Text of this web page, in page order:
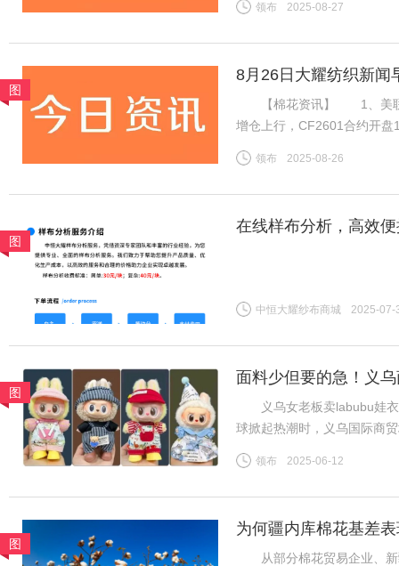
内地库新疆机采棉4129B含杂
领布 2025-08-27
图
8月26日大耀纺织新闻
【棉花资讯】 1、美联储
增仓上行，CF2601合约开
增订单数量有限，但旺季需
领布 2025-08-26
图
在线样布分析，高效
中恒大耀纱布商城 2025-07-
图
面料少但要的急！义
义乌女老板卖labubu娃衣
球掀起热潮时，义乌国际商
终空空如也——订单像潮水
领布 2025-06-12
图
为何疆内库棉花基差
从部分棉花贸易企业、新